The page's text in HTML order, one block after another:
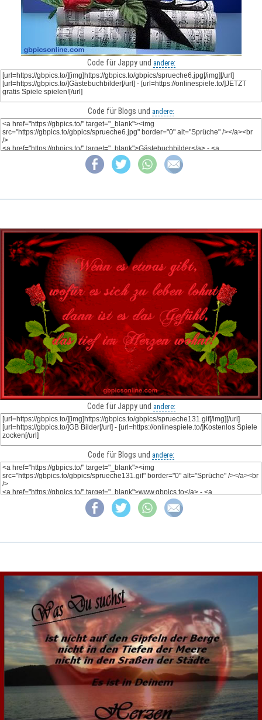
Code für Jappy und andere:
Code für Blogs und andere:
Code für Jappy und andere:
Code für Blogs und andere: